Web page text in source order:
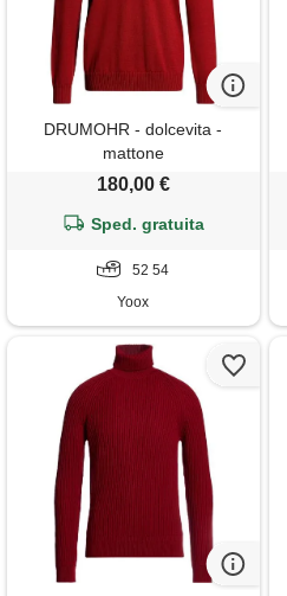
DRUMOHR - dolcevita -
mattone
180,00 €
Sped. gratuita
52 54
Yoox